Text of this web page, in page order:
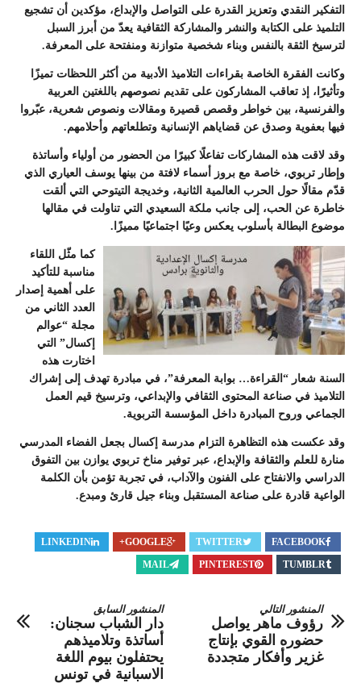
التفكير النقدي وتعزيز القدرة على التواصل والإبداع، مؤكدين أن تشجيع
التلميذ على الكتابة والنشر والمشاركة الثقافية يعدّ من أبرز السبل
لترسيخ الثقة بالنفس وبناء شخصية متوازنة ومنفتحة على المعرفة.
وكانت الفقرة الخاصة بقراءات التلاميذ الأدبية من أكثر اللحظات تميزًا
وتأثيرًا، إذ تعاقب المشاركون على تقديم نصوصهم باللغتين العربية
والفرنسية، بين خواطر وقصص قصيرة ومقالات ونصوص شعرية، عبّروا
فيها بعفوية وصدق عن قضاياهم الإنسانية وتطلعاتهم وأحلامهم.
وقد لاقت هذه المشاركات تفاعلًا كبيرًا من الحضور من أولياء وأساتذة
وإطار تربوي، خاصة مع بروز أسماء لافتة من بينها يوسف العياري الذي
قدّم مقالًا حول الحرب العالمية الثانية، وخديجة التيتوحي التي ألقت
خاطرة عن الحب، إلى جانب ملكة السعيدي التي تناولت في مقالها
موضوع البطالة بأسلوب يعكس وعيًا اجتماعيًا مميزًا.
كما مثّل اللقاء
مناسبة للتأكيد
على أهمية إصدار
العدد الثاني من
مجلة “عوالم
إكسال” التي
اختارت هذه
السنة شعار “القراءة… بوابة المعرفة”، في مبادرة تهدف إلى إشراك
التلاميذ في صناعة المحتوى الثقافي والإبداعي، وترسيخ قيم العمل
الجماعي وروح المبادرة داخل المؤسسة التربوية.
وقد عكست هذه التظاهرة التزام مدرسة إكسال بجعل الفضاء المدرسي
منارة للعلم والثقافة والإبداع، عبر توفير مناخ تربوي يوازن بين التفوق
الدراسي والانفتاح على الفنون والآداب، في تجربة تؤمن بأن الكلمة
الواعية قادرة على صناعة المستقبل وبناء جيل قارئ ومبدع.
FACEBOOK
TWITTER
GOOGLE+
LINKEDIN
TUMBLR
PINTEREST
MAIL
المنشور السابق
دار الشباب سجنان:
أساتذة وتلاميذهم
يحتفلون بيوم اللغة
الاسبانية في تونس
المنشور التالي
رؤوف ماهر يواصل
حضوره القوي بإنتاج
غزير وأفكار متجددة